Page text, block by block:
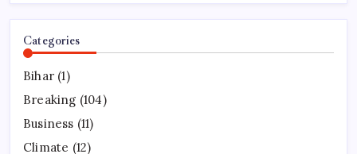
Categories
Bihar (1)
Breaking (104)
Business (11)
Climate (12)